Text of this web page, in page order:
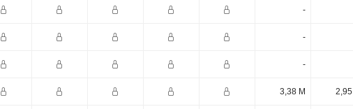
-
-
-
3,38 M 2,95